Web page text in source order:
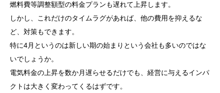
燃料費等調整額型の料金プランも遅れて上昇します。
しかし、これだけのタイムラグがあれば、他の費用を抑えるな
ど、対策もできます。
特に4月というのは新しい期の始まりという会社も多いのではな
いでしょうか。
電気料金の上昇を数か月遅らせるだけでも、経営に与えるインパ
クトは大きく変わってくるはずです。